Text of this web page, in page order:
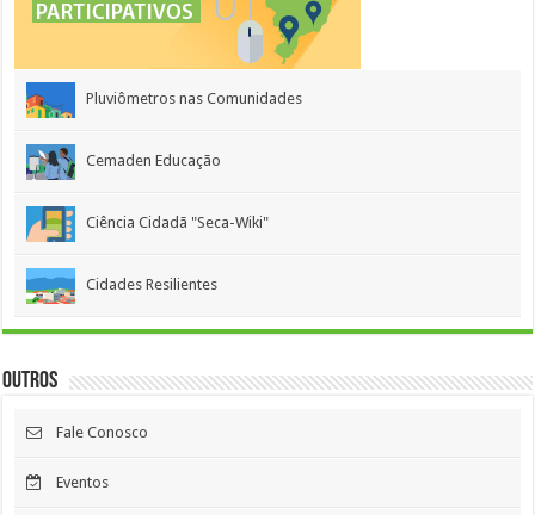
Pluviômetros nas Comunidades
Cemaden Educação
Ciência Cidadã "Seca-Wiki"
Cidades Resilientes
Outros
Fale Conosco
Eventos